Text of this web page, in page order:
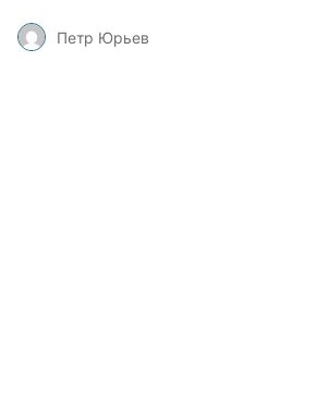
Петр Юрьев